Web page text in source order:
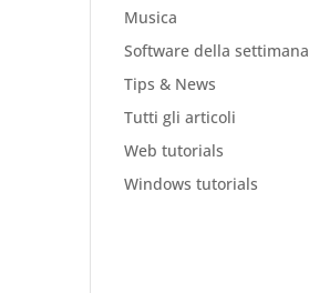
Musica
Software della settimana
Tips & News
Tutti gli articoli
Web tutorials
Windows tutorials